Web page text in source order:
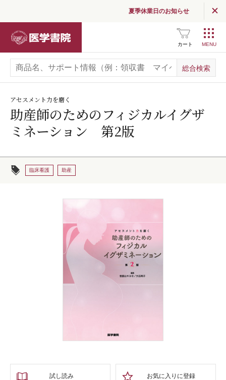
夏季休業日のお知らせ
カート
アセスメント力を磨く
助産師のためのフィジカルイグザ
ミネーション 第2版
臨床看護 助産
試し読み お気に入りに登録